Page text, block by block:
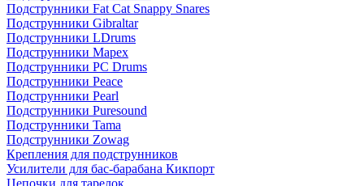
Подструнники Fat Cat Snappy Snares
Подструнники Gibraltar
Подструнники LDrums
Подструнники Mapex
Подструнники PC Drums
Подструнники Peace
Подструнники Pearl
Подструнники Puresound
Подструнники Tama
Подструнники Zowag
Крепления для подструнников
Усилители для бас-барабана Кикпорт
Цепочки для тарелок